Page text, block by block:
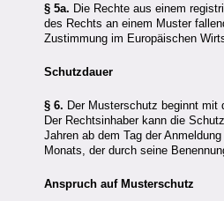
§ 5a. Die Rechte aus einem
des Rechts an einem Muster
Zustimmung im Europäischen
Schutzdauer
§ 6. Der Musterschutz beginnt mit
Der Rechtsinhaber kann die
Jahren ab dem Tag der
Monats, der durch seine
Anspruch auf Musterschutz